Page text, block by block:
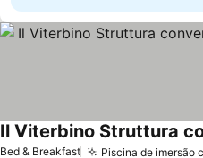
Bed & Breakfast Piscina de imersão